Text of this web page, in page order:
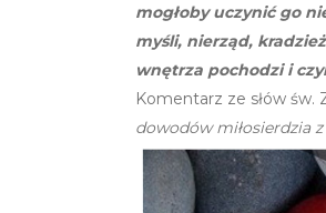
mogłoby uczynić go
myśli, nierząd,
wnętrza pochodzi i
Komentarz ze słów
dowodów miłosierdzia